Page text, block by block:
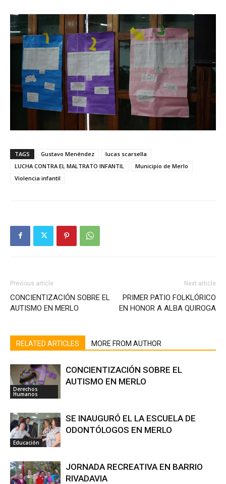
TAGS Gustavo Menéndez
lucas scarsella
LUCHA CONTRA EL MALTRATO INFANTIL
Municipio de Merlo
Violencia infantil
Previous article
CONCIENTIZACIÓN SOBRE EL
AUTISMO EN MERLO
Next article
PRIMER PATIO FOLKLÓRICO
EN HONOR A ALBA QUIROGA
RELATED ARTICLES MORE FROM AUTHOR
Derechos
Humanos
CONCIENTIZACIÓN SOBRE EL
AUTISMO EN MERLO
Educación
SE INAUGURÓ EL LA ESCUELA DE
ODONTÓLOGOS EN MERLO
JORNADA RECREATIVA EN BARRIO
RIVADAVIA